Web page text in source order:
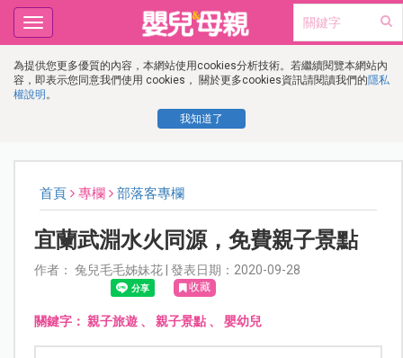
為提供您更多優質的內容，本網站使用cookies分析技術。若繼續閱覽本網站內
容，即表示您同意我們使用 cookies， 關於更多cookies資訊請閱讀我們的隱私
權說明 。
我知道了
Toggle
navigation
首頁 專欄 部落客專欄
宜蘭武淵水火同源，免費親子景點
作者： 兔兒毛毛姊妹花 | 發表日期：2020-09-28
收藏
關鍵字： 親子旅遊、 親子景點、 嬰幼兒